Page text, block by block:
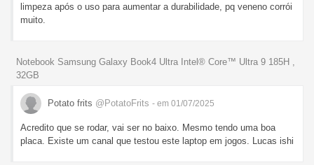
limpeza após o uso para aumentar a durabilidade, pq veneno corrói
muito.
Notebook Samsung Galaxy Book4 Ultra Intel® Core™ Ultra 9 185H ,
32GB
Potato frits @PotatoFrits - em 01/07/2025
Acredito que se rodar, vai ser no baixo. Mesmo tendo uma boa
placa. Existe um canal que testou este laptop em jogos. Lucas ishi